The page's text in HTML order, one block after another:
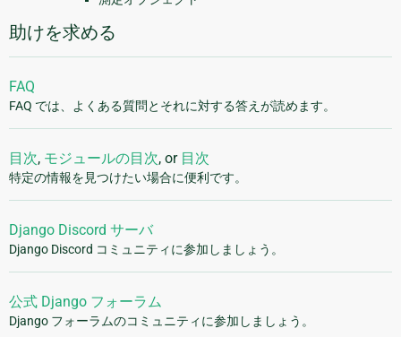
助けを求める
FAQ
FAQ では、よくある質問とそれに対する答えが読めます。
目次, モジュールの目次, or 目次
特定の情報を見つけたい場合に便利です。
Django Discord サーバ
Django Discord コミュニティに参加しましょう。
公式 Django フォーラム
Django フォーラムのコミュニティに参加しましょう。